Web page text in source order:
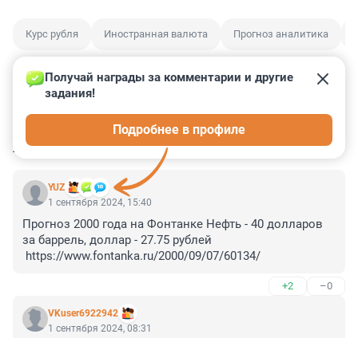
Курс рубля Иностранная валюта Прогноз аналитика
КОММЕНТАРИИ 28
YUZ
Получай награды за комментарии и другие
задания!
Подробнее в профиле
1 сентября 2024, 15:40
Прогноз 2000 года на Фонтанке Нефть - 40 долларов
за баррель, доллар - 27.75 рублей
https://www.fontanka.ru/2000/09/07/60134/
+2 –0
VKuser6922942
1 сентября 2024, 08:31